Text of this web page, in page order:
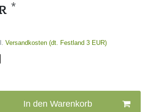
*
Versandkosten (dt. Festland 3 EUR)
In den Warenkorb